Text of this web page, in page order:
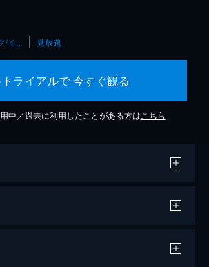
/イ... 見放題
ライアルで 今すぐ観る
中／過去に利用したことがある方は こちら